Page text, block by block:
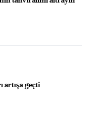
artışa geçti